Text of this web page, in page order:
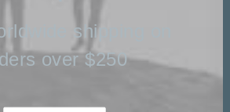
shipping on
over $250